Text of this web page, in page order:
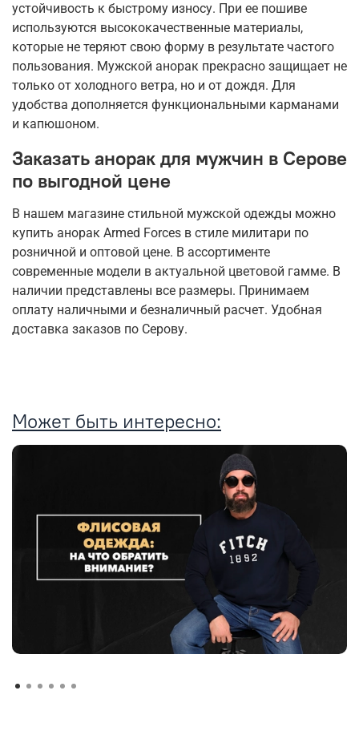
устойчивость к быстрому износу. При ее пошиве
используются высококачественные материалы,
которые не теряют свою форму в результате частого
пользования. Мужской анорак прекрасно защищает не
только от холодного ветра, но и от дождя. Для
удобства дополняется функциональными карманами
и капюшоном.
Заказать анорак для мужчин в Серове
по выгодной цене
В нашем магазине стильной мужской одежды можно
купить анорак Armed Forces в стиле милитари по
розничной и оптовой цене. В ассортименте
современные модели в актуальной цветовой гамме. В
наличии представлены все размеры. Принимаем
оплату наличными и безналичный расчет. Удобная
доставка заказов по Серову.
Может быть интересно: